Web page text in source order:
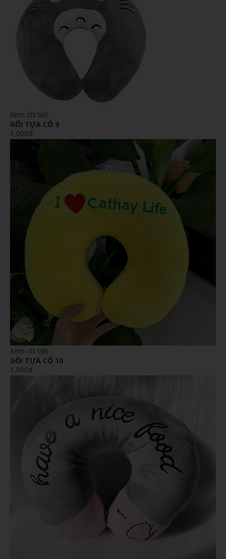
Xem chi tiết
GỐI TỰA CỔ 9
1,000đ
Xem chi tiết
GỐI TỰA CỔ 10
1,000đ